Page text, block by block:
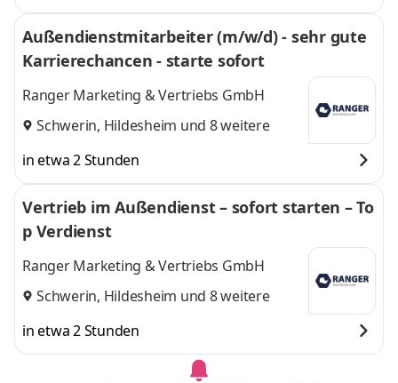
Außendienstmitarbeiter (m/w/d) - sehr gute
Karrierechancen - starte sofort
Ranger Marketing & Vertriebs GmbH
Schwerin, Hildesheim und 8 weitere
in etwa 2 Stunden
Vertrieb im Außendienst – sofort starten – To
p Verdienst
Ranger Marketing & Vertriebs GmbH
Schwerin, Hildesheim und 8 weitere
in etwa 2 Stunden